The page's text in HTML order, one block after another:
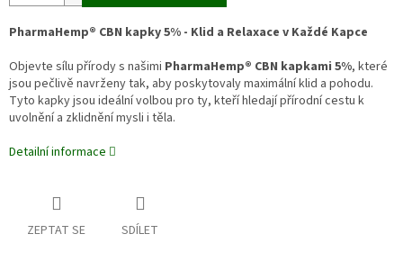
PharmaHemp® CBN kapky 5% - Klid a Relaxace v Každé Kapce
Objevte sílu přírody s našimi PharmaHemp® CBN kapkami 5%, které
jsou pečlivě navrženy tak, aby poskytovaly maximální klid a pohodu.
Tyto kapky jsou ideální volbou pro ty, kteří hledají přírodní cestu k
uvolnění a zklidnění mysli i těla.
Detailní informace
ZEPTAT SE SDÍLET